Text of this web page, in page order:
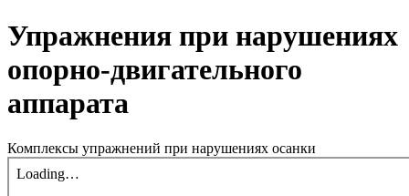
Упражнения при нарушениях
опорно-двигательного
аппарата
Комплексы упражнений при нарушениях осанки